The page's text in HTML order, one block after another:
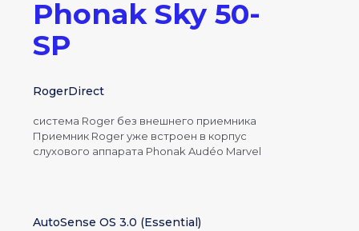
Phonak Sky 50-
SP
RogerDirect
система Roger без внешнего приемника
Приемник Roger уже встроен в корпус
слухового аппарата Phonak Audéo Marvel
AutoSense OS 3.0 (Essential)